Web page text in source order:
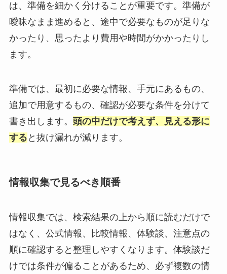
は、準備を細かく分けることが重要です。準備が
曖昧なまま進めると、途中で必要なものが足りな
かったり、思ったより費用や時間がかかったりし
ます。
準備では、最初に必要な情報、手元にあるもの、
追加で用意するもの、確認が必要な条件を分けて
書き出します。 頭の中だけで考えず、見える形に
する と抜け漏れが減ります。
情報収集で見るべき順番
情報収集では、検索結果の上から順に読むだけで
はなく、公式情報、比較情報、体験談、注意点の
順に確認すると整理しやすくなります。体験談だ
けでは条件が偏ることがあるため、必ず複数の情